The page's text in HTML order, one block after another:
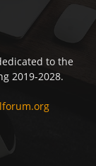
to the
2019-2028.